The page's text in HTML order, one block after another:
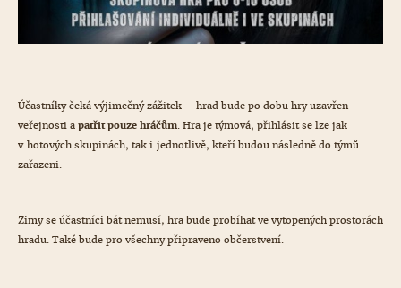
Účastníky čeká výjimečný zážitek – hrad bude po dobu hry uzavřen
veřejnosti a patřit pouze hráčům. Hra je týmová, přihlásit se lze jak
v hotových skupinách, tak i jednotlivě, kteří budou následně do týmů
zařazeni.
Zimy se účastníci bát nemusí, hra bude probíhat ve vytopených prostorách
hradu. Také bude pro všechny připraveno občerstvení.